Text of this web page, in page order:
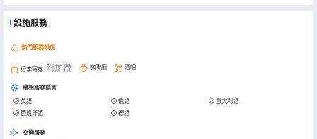
設施服務
熱門服務設施
行李寄存 附加费 咖啡廳 酒吧
櫃枱服務語言
英語 俄語
意大利語
西班牙語
德語
交通服務